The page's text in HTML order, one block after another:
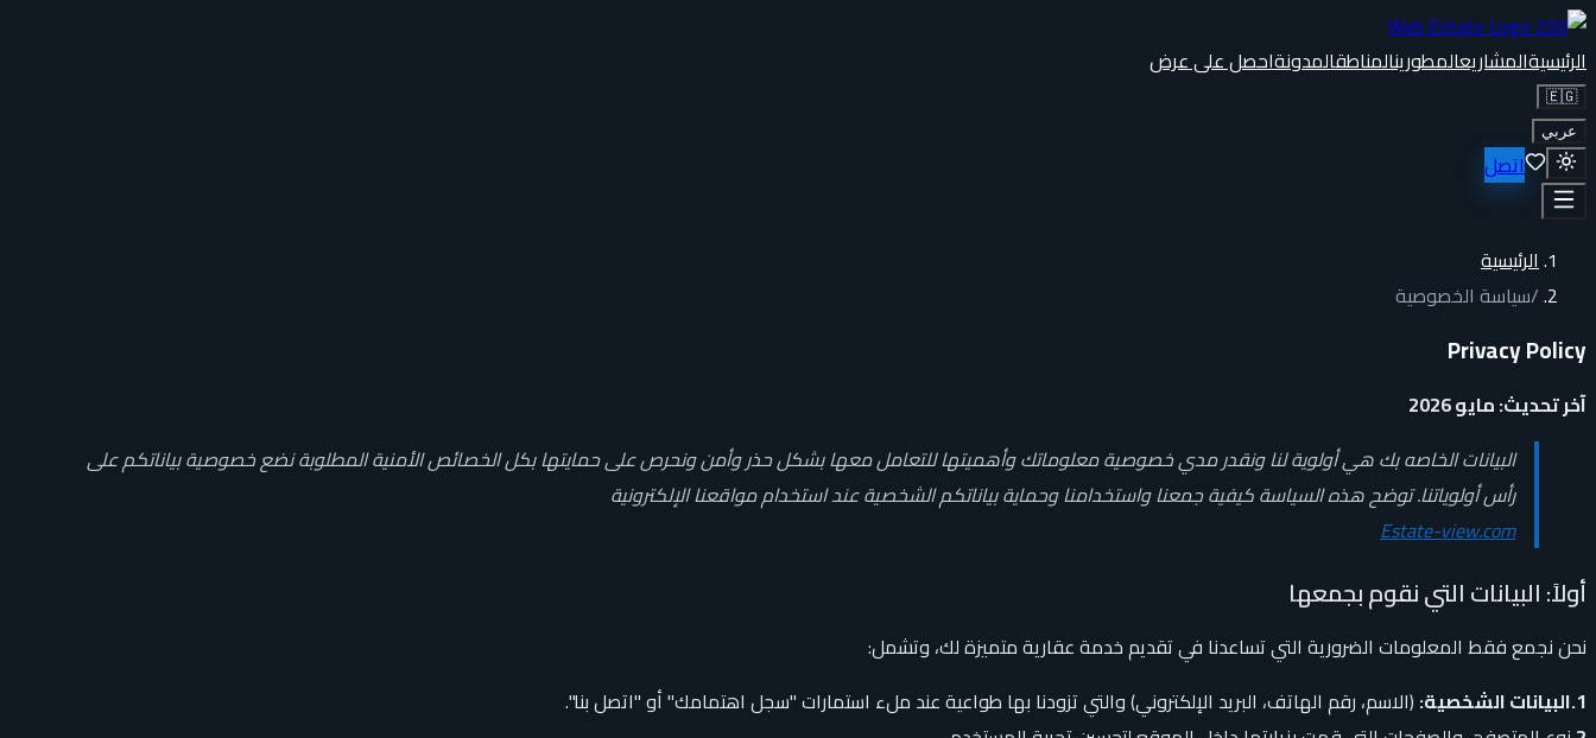
الرئيسيةالمشاريعالمطورينالمناطقالمدونةاحصل على عرض
🇪🇬
عربي
اتصل
الرئيسية
/سياسة الخصوصية
Privacy Policy
آخر تحديث: مايو 2026
البيانات الخاصه بك هي أولوية لنا ونقدر مدي خصوصية معلوماتك وأهميتها للتعامل معها بشكل حذر وأمن ونحرص على حمايتها بكل الخصائص الأمنية المطلوبة نضع خصوصية بياناتكم على
رأس أولوياتنا. توضح هذه السياسة كيفية جمعنا واستخدامنا وحماية بياناتكم الشخصية عند استخدام مواقعنا الإلكترونية
Estate-view.com
أولاً: البيانات التي نقوم بجمعها
نحن نجمع فقط المعلومات الضرورية التي تساعدنا في تقديم خدمة عقارية متميزة لك، وتشمل:
1.البيانات الشخصية:
(الاسم، رقم الهاتف، البريد الإلكتروني) والتي تزودنا بها طواعية عند ملء استمارات "سجل اهتمامك" أو "اتصل بنا".